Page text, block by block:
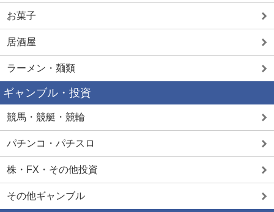
お菓子
居酒屋
ラーメン・麺類
ギャンブル・投資
競馬・競艇・競輪
パチンコ・パチスロ
株・FX・その他投資
その他ギャンブル